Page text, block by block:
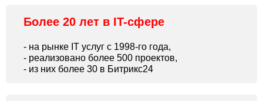
Более 20 лет в IT-сфере
- на рынке IT услуг с 1998-го года,
- реализовано более 500 проектов,
- из них более 30 в Битрикс24